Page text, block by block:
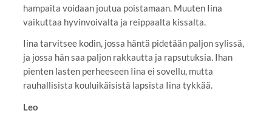
hampaita voidaan joutua poistamaan. Muuten Iina
vaikuttaa hyvinvoivalta ja reippaalta kissalta.
Iina tarvitsee kodin, jossa häntä pidetään paljon sylissä,
ja jossa hän saa paljon rakkautta ja rapsutuksia. Ihan
pienten lasten perheeseen Iina ei sovellu, mutta
rauhallisista kouluikäisistä lapsista Iina tykkää.
Leo